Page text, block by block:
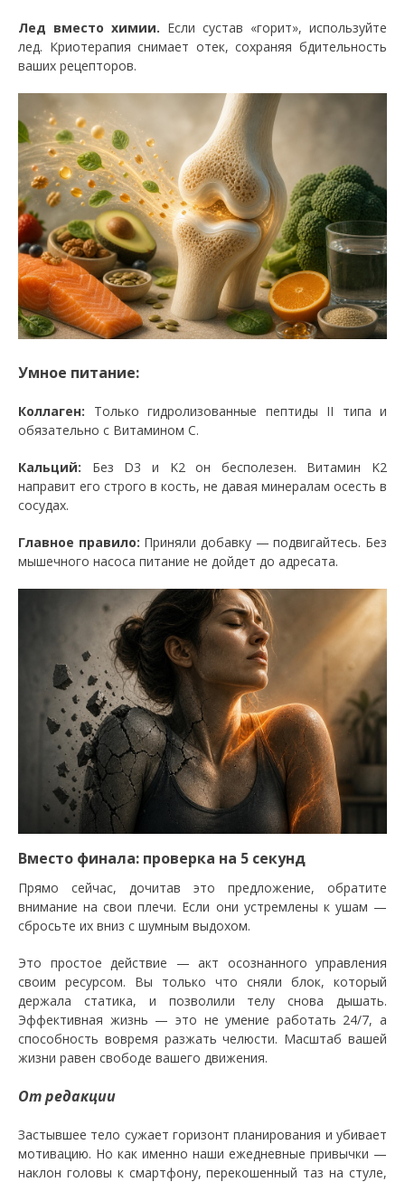
Лед вместо химии. Если сустав «горит», используйте
лед. Криотерапия снимает отек, сохраняя бдительность
ваших рецепторов.
Умное питание:
Коллаген: Только гидролизованные пептиды II типа и
обязательно с Витамином С.
Кальций: Без D3 и K2 он бесполезен. Витамин K2
направит его строго в кость, не давая минералам осесть в
сосудах.
Главное правило: Приняли добавку — подвигайтесь. Без
мышечного насоса питание не дойдет до адресата.
Вместо финала: проверка на 5 секунд
Прямо сейчас, дочитав это предложение, обратите
внимание на свои плечи. Если они устремлены к ушам —
сбросьте их вниз с шумным выдохом.
Это простое действие — акт осознанного управления
своим ресурсом. Вы только что сняли блок, который
держала статика, и позволили телу снова дышать.
Эффективная жизнь — это не умение работать 24/7, а
способность вовремя разжать челюсти. Масштаб вашей
жизни равен свободе вашего движения.
От редакции
Застывшее тело сужает горизонт планирования и убивает
мотивацию. Но как именно наши ежедневные привычки —
наклон головы к смартфону, перекошенный таз на стуле,